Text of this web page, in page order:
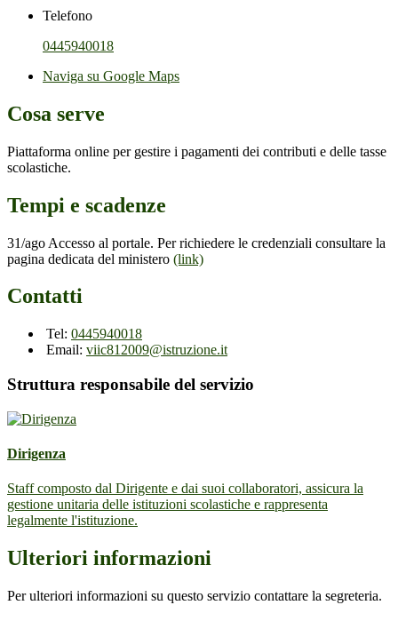
Telefono
0445940018
Naviga su Google Maps
Cosa serve
Piattaforma online per gestire i pagamenti dei contributi e delle tasse
scolastiche.
Tempi e scadenze
31/ago Accesso al portale. Per richiedere le credenziali consultare la
pagina dedicata del ministero (link)
Contatti
Tel: 0445940018
Email: viic812009@istruzione.it
Struttura responsabile del servizio
Dirigenza
Staff composto dal Dirigente e dai suoi collaboratori, assicura la
gestione unitaria delle istituzioni scolastiche e rappresenta
legalmente l'istituzione.
Ulteriori informazioni
Per ulteriori informazioni su questo servizio contattare la segreteria.